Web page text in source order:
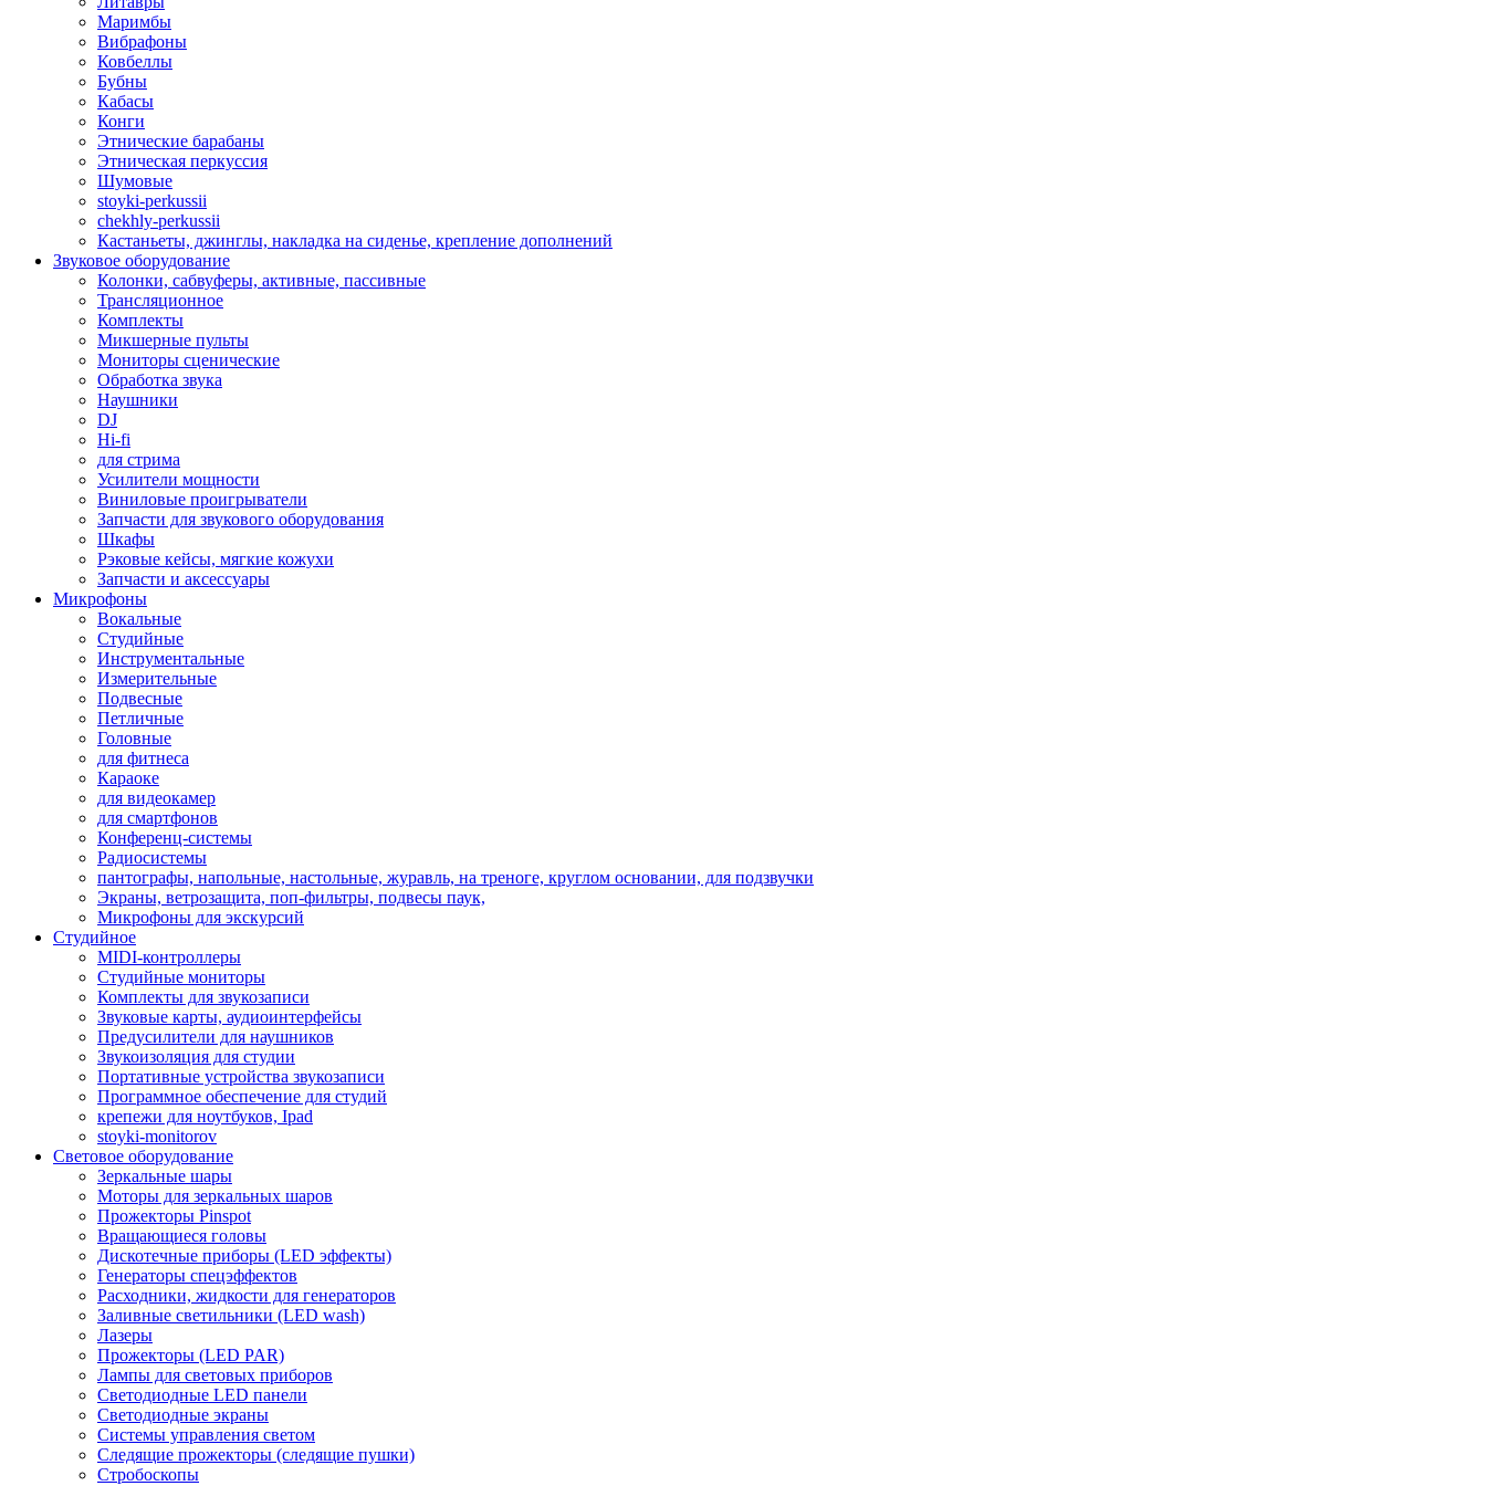
Маримбы
Вибрафоны
Ковбеллы
Бубны
Кабасы
Конги
Этнические барабаны
Этническая перкуссия
Шумовые
stoyki-perkussii
chekhly-perkussii
Кастаньеты, джинглы, накладка на сиденье, крепление дополнений
Звуковое оборудование
Колонки, сабвуферы, активные, пассивные
Трансляционное
Комплекты
Микшерные пульты
Мониторы сценические
Обработка звука
Наушники
DJ
Hi-fi
для стрима
Усилители мощности
Виниловые проигрыватели
Запчасти для звукового оборудования
Шкафы
Рэковые кейсы, мягкие кожухи
Запчасти и аксессуары
Микрофоны
Вокальные
Студийные
Инструментальные
Измерительные
Подвесные
Петличные
Головные
для фитнеса
Караоке
для видеокамер
для смартфонов
Конференц-системы
Радиосистемы
пантографы, напольные, настольные, журавль, на треноге, круглом основании, для подзвучки
Экраны, ветрозащита, поп-фильтры, подвесы паук,
Микрофоны для экскурсий
Студийное
MIDI-контроллеры
Студийные мониторы
Комплекты для звукозаписи
Звуковые карты, аудиоинтерфейсы
Предусилители для наушников
Звукоизоляция для студии
Портативные устройства звукозаписи
Программное обеспечение для студий
крепежи для ноутбуков, Ipad
stoyki-monitorov
Световое оборудование
Зеркальные шары
Моторы для зеркальных шаров
Прожекторы Pinspot
Вращающиеся головы
Дискотечные приборы (LED эффекты)
Генераторы спецэффектов
Расходники, жидкости для генераторов
Заливные светильники (LED wash)
Лазеры
Прожекторы (LED PAR)
Лампы для световых приборов
Светодиодные LED панели
Светодиодные экраны
Системы управления светом
Следящие прожекторы (следящие пушки)
Стробоскопы